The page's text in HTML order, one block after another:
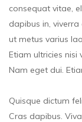
consequat vitae,
dapibus in,
ut metus varius
Etiam ultricies nisi
Nam eget dui.
Quisque dictum
Cras dapibus.